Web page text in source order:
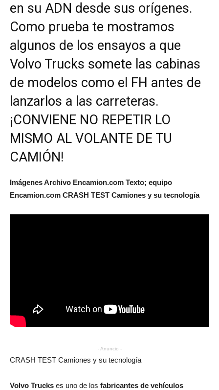
en su ADN desde sus orígenes.
Como prueba te mostramos
algunos de los ensayos a que
Volvo Trucks somete las cabinas
de modelos como el FH antes de
lanzarlos a las carreteras.
¡CONVIENE NO REPETIR LO
MISMO AL VOLANTE DE TU
CAMIÓN!
Imágenes Archivo Encamion.com Texto; equipo
Encamion.com CRASH TEST Camiones y su tecnología
- Anuncio -
CRASH TEST Camiones y su tecnología
Volvo Trucks es uno de los fabricantes de vehículos